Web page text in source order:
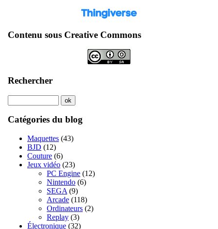
Contenu sous Creative Commons
Rechercher
Catégories du blog
Maquettes (43)
BJD (12)
Couture (6)
Jeux vidéo (23)
PC Engine (12)
Nintendo (6)
SEGA (9)
Arcade (118)
Ordinateurs (2)
Replay (3)
Électronique (32)